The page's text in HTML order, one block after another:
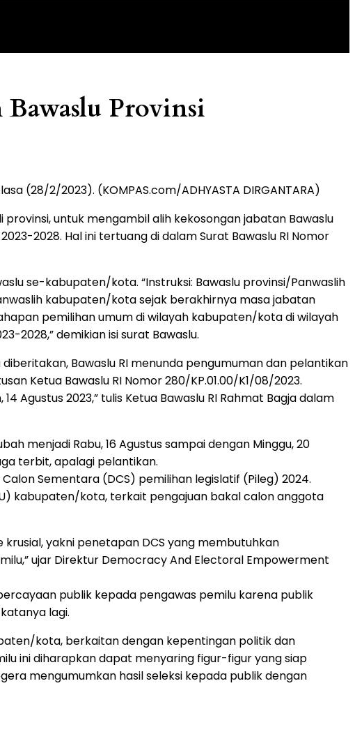
Provinsi
(28/2/2023). (KOMPAS.com/ADHYASTA DIRGANTARA)
provinsi, untuk mengambil alih kekosongan jabatan Bawaslu
2028. Hal ini tertuang di dalam Surat Bawaslu RI Nomor
se-kabupaten/kota. “Instruksi: Bawaslu provinsi/Panwaslih
kabupaten/kota sejak berakhirnya masa jabatan
pemilihan umum di wilayah kabupaten/kota di wilayah
2028,” demikian isi surat Bawaslu.
Bawaslu RI menunda pengumuman dan pelantikan
Ketua Bawaslu RI Nomor 280/KP.01.00/K1/08/2023.
Agustus 2023,” tulis Ketua Bawaslu RI Rahmat Bagja dalam
menjadi Rabu, 16 Agustus sampai dengan Minggu, 20
terbit, apalagi pelantikan.
Sementara (DCS) pemilihan legislatif (Pileg) 2024.
kabupaten/kota, terkait pengajuan bakal calon anggota
yakni penetapan DCS yang membutuhkan
ujar Direktur Democracy And Electoral Empowerment
publik kepada pengawas pemilu karena publik
lagi.
kota, berkaitan dengan kepentingan politik dan
ini diharapkan dapat menyaring figur-figur yang siap
mengumumkan hasil seleksi kepada publik dengan